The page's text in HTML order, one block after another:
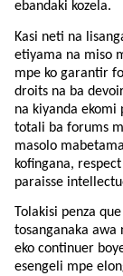
ebandaki kozela.
Kasi neti na
etiyama na miso
mpe ko garantir
droits na ba
na kiyanda ekomi
totali ba forums
masolo
kofingana,
paraisse
Tolakisi penza
tosanganaka awa
eko continuer
esengeli mpe